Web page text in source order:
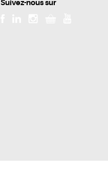
Suivez-nous sur